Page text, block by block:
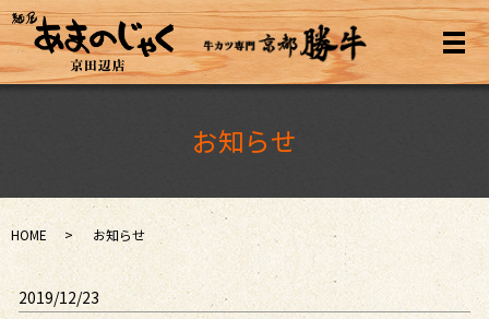
メ
お知らせ
HOME お知らせ
2019/12/23